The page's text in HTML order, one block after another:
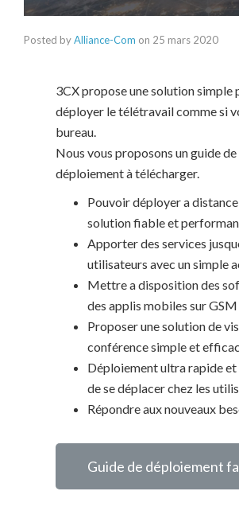
Posted byAlliance-Com on 25 mars 2020
3CX propose une solution simple
déployer le télétravail comme si
bureau.
Nous vous proposons un guide de
déploiement à télécharger.
Pouvoir déployer a
solution fiable et
Apporter des services
utilisateurs avec un simple
Mettre a disposition des
des applis mobiles sur GSM
Proposer une solution de
conférence simple et
Déploiement ultra rapide et
de se déplacer chez les
Répondre aux nouveaux
Guide de déploiement